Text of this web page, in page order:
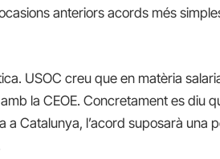
anteriors acords més
USOC creu que en matèria
la CEOE. Concretament es diu
a Catalunya, l’acord suposarà